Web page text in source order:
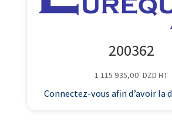
200362
1 115 935,00 DZD HT
Connectez-vous afin d’avoir la